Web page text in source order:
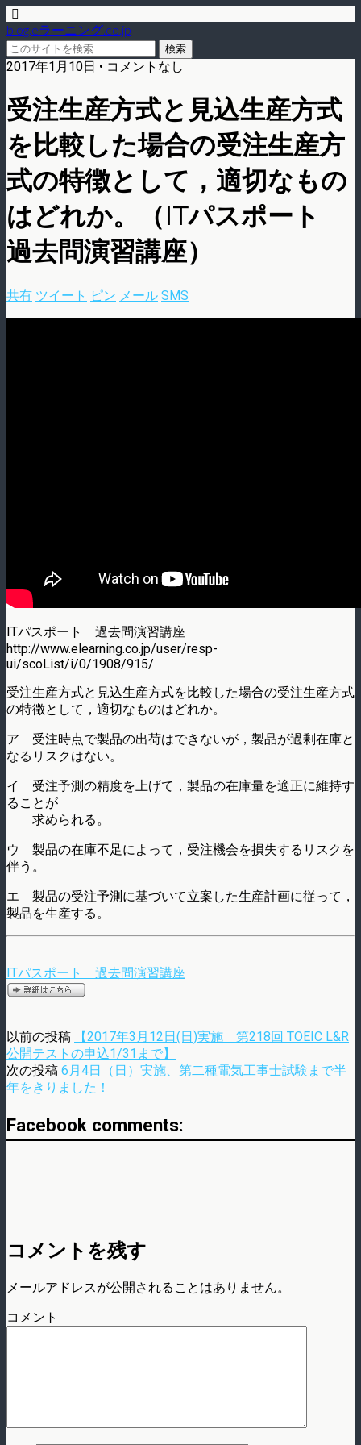
blog.eラーニング.co.jp
2017年1月10日 • コメントなし
受注生産方式と見込生産方式
を比較した場合の受注生産方
式の特徴として，適切なもの
はどれか。（ITパスポート
過去問演習講座）
共有 ツイート ピン メール SMS
ITパスポート 過去問演習講座
http://www.elearning.co.jp/user/resp-
ui/scoList/i/0/1908/915/
受注生産方式と見込生産方式を比較した場合の受注生産方式
の特徴として，適切なものはどれか。
ア 受注時点で製品の出荷はできないが，製品が過剰在庫と
なるリスクはない。
イ 受注予測の精度を上げて，製品の在庫量を適正に維持す
ることが
求められる。
ウ 製品の在庫不足によって，受注機会を損失するリスクを
伴う。
エ 製品の受注予測に基づいて立案した生産計画に従って，
製品を生産する。
ITパスポート 過去問演習講座
以前の投稿
【2017年3月12日(日)実施 第218回 TOEIC L&R
公開テストの申込1/31まで】
次の投稿 6月4日（日）実施、第二種電気工事士試験まで半
年をきりました！
Facebook comments:
コメントを残す
メールアドレスが公開されることはありません。
コメント